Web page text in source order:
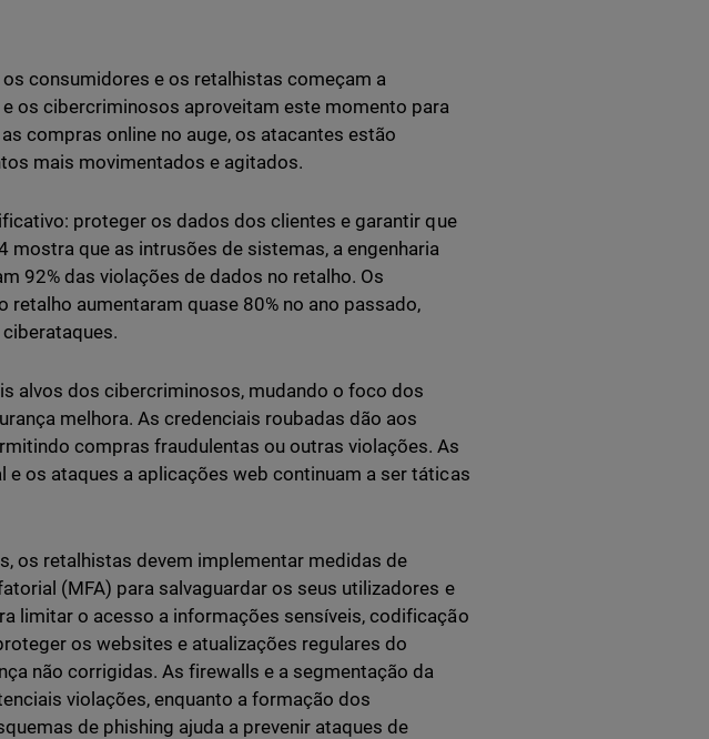
consumidores e os retalhistas começam a
os cibercriminosos aproveitam este momento para
compras online no auge, os atacantes estão
mais movimentados e agitados.
proteger os dados dos clientes e garantir que
mostra que as intrusões de sistemas, a engenharia
92% das violações de dados no retalho. Os
aumentaram quase 80% no ano passado,
alvos dos cibercriminosos, mudando o foco dos
melhora. As credenciais roubadas dão aos
compras fraudulentas ou outras violações. As
e os ataques a aplicações web continuam a ser táticas
os retalhistas devem implementar medidas de
(MFA) para salvaguardar os seus utilizadores e
limitar o acesso a informações sensíveis, codificação
os websites e atualizações regulares do
não corrigidas. As firewalls e a segmentação da
violações, enquanto a formação dos
de phishing ajuda a prevenir ataques de